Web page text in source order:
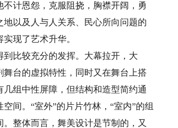
计恩怨，克服阻挠，胸襟开阔，勇
以及人与人关系、民心所向问题的
现了艺术升华。
比较充分的发挥。大幕拉开，大
台的虚拟特性，同时又在舞台上搭
组中性屏障，但结构和造型简约通
间。“室外”的片片竹林，“室内”的组
整体而言，舞美设计是节制的，又